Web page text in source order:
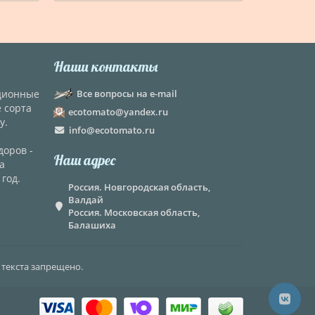
сорта
-
Наши контакты
Все вопросы на e-mail
ecotomato@yandex.ru
info@ecotomato.ru
Наш адрес
Россия. Новгородская область,
Валдай
Россия. Московская область,
Балашиха
запрещено.